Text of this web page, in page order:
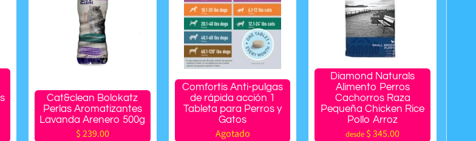
Cat&clean Bolokatz
Perlas Aromatizantes
Lavanda Arenero 500g
$ 239.00
Comfortis Anti-pulgas
de rápida acción 1
Tableta para Perros y
Gatos
Agotado
Diamond Naturals
Alimento Perros
Cachorros Raza
Pequeña Chicken Rice
Pollo Arroz
desde $ 345.00